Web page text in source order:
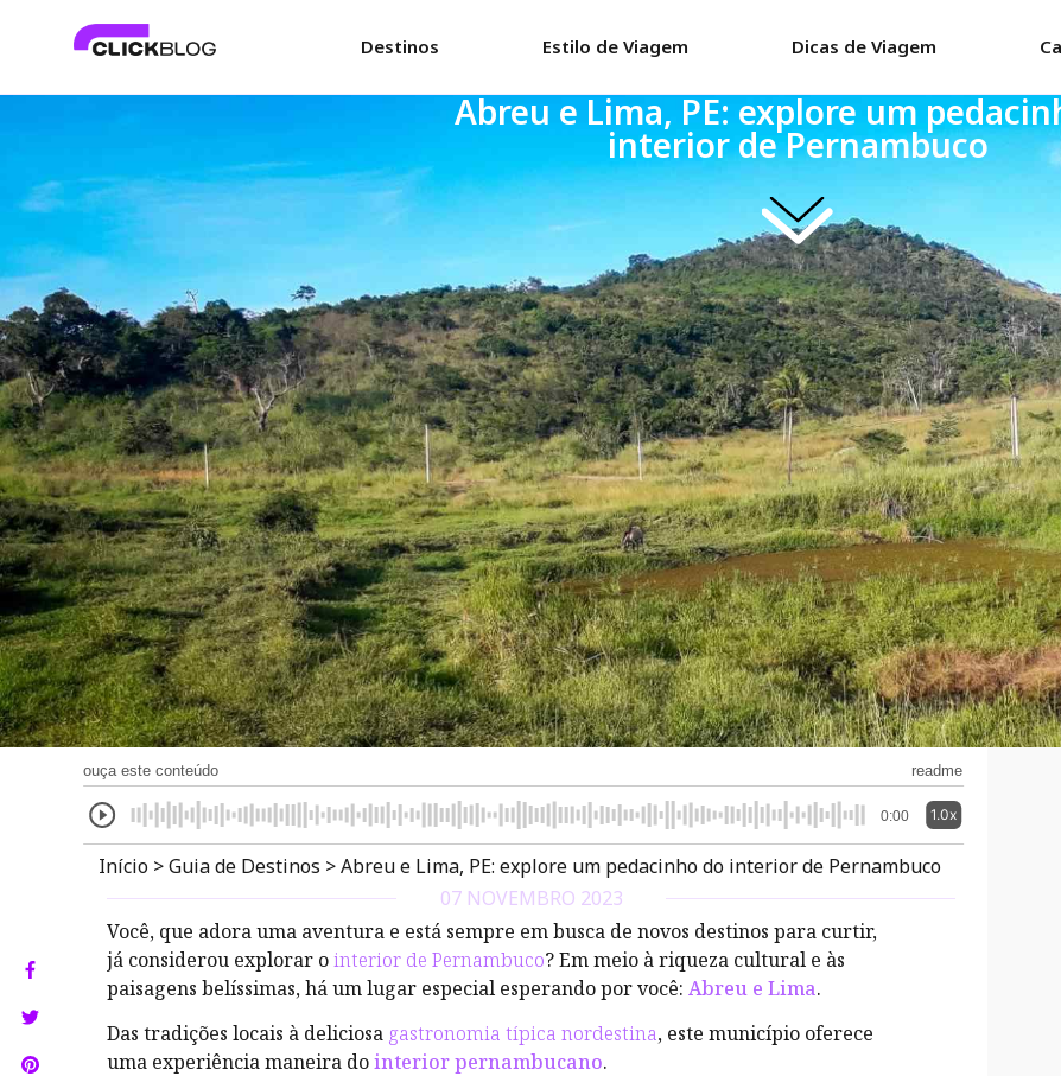
Destinos Estilo de Viagem Dicas de Viagem
Abreu e Lima, PE: explore um
interior de Pernambuco
ouça este conteúdo readme
0:00 1.0x
Início >Guia de Destinos >Abreu e Lima, PE: explore um pedacinho do interior de Pernambuco
07 NOVEMBRO 2023
Você, que adora uma aventura e está sempre em busca de novos destinos para curtir,
já considerou explorar ointerior de Pernambuco? Em meio à riqueza cultural e às
paisagens belíssimas, há um lugar especial esperando por você: Abreu e Lima.
Das tradições locais à deliciosa gastronomia típica nordestina, este município oferece
uma experiência maneira dointerior pernambucano.